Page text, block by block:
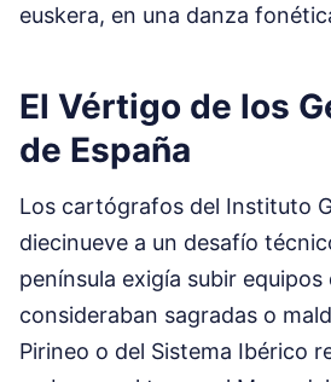
euskera, en una danza
El Vértigo de los
de España
Los cartógrafos del Instituto
diecinueve a un desafío
península exigía subir
consideraban sagradas o
Pirineo o del Sistema Ibérico